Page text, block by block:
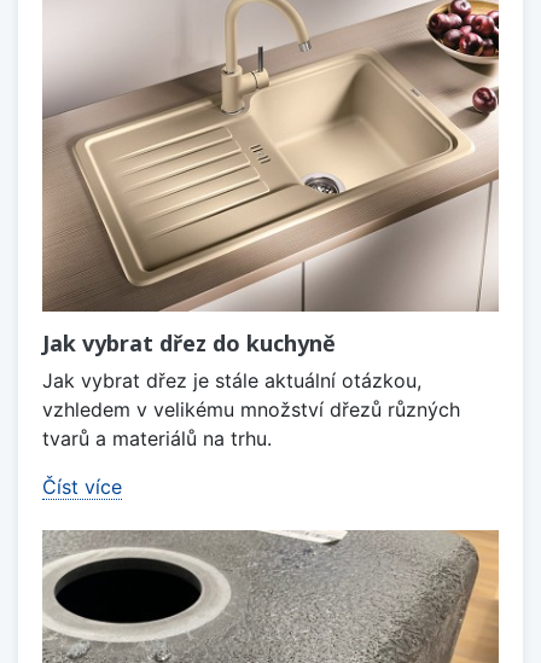
Jak vybrat dřez do kuchyně
Jak vybrat dřez je stále aktuální otázkou,
vzhledem v velikému množství dřezů různých
tvarů a materiálů na trhu.
Číst více